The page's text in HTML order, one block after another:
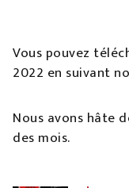
Vous pouvez
2022 en suivant
Nous avons hâte
des mois.